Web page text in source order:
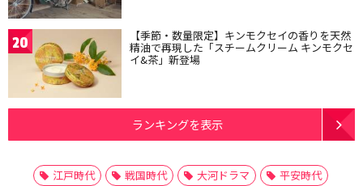
20 【季節・数量限定】キンモクセイの香りを天然
精油で再現した「スチームクリーム キンモクセ
イ&茶」新登場
ランキングを表示
江戸時代 戦国時代 大河ドラマ
平安時代